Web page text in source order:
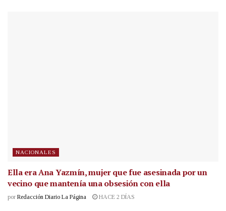
NACIONALES
Ella era Ana Yazmín, mujer que fue asesinada por un
vecino que mantenía una obsesión con ella
por Redacción Diario La Página HACE 2 DÍAS